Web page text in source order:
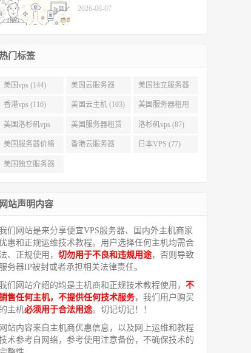
2026-08-07
门标签
美国vps (144) 美国云服务器
(143)
美国独立服务器
(118)
香港vps (116) 美国云主机 (103) 美国服务器租用
(99)
美国洛杉矶vps
(94)
美国服务器租赁
(91)
洛杉矶vps (87)
美国服务器价格
(82)
香港云服务器 日本VPS (77)
美国独立服务器
网站声明内容
们网站是来分享便宜VPS服务器、国内外主机商家
惠和正规运维技术教程。用户选择任何主机均需合
法、正规使用， 切勿用于不良和违规用途，否则导致
服务器IP被封或者承担相关法律责任。
们网站介绍的均是主机商和正规技术教程使用， 不
售任何主机，不提供任何技术服务，我们用户购买
的主机必须用于合法用途。切记切记！！
网站内容来自主机商优惠信息，以及网上运维和教程
术参考自网络，参考使用注意备份，不确保技术的